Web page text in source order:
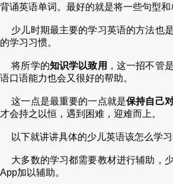
背诵英语单词。最好的就是将一些句型
少儿时期最主要的学习英语的方法也
的学习习惯。
将所学的知识学以致用 ，这一招不管
语口语能力也会又很好的帮助。
这一点是最重要的一点就是保持自己
才会持之以恒，遇到困难，迎难而上。
以下就讲讲具体的少儿英语该怎么学
大多数的学习都需要教材进行辅助，
App加以辅助。